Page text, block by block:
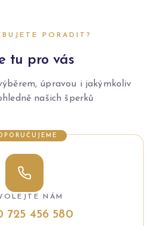
PORADIT?
tu pro vás
úpravou i jakýmkoliv
našich šperků
NÁM
725 456 580